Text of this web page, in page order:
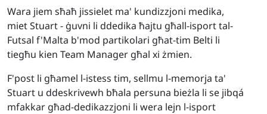
Wara jiem sħaħ jissielet ma' kundizzjoni medika,
miet Stuart - ġuvni li ddedika ħajtu għall-isport tal-
Futsal f'Malta b'mod partikolari għat-tim Belti li
tiegħu kien Team Manager għal xi żmien.
F'post li għamel l-istess tim, sellmu l-memorja ta'
Stuart u ddeskrivewh bħala persuna bieżla li se jibqá
mfakkar għad-dedikazzjoni li wera lejn l-isport